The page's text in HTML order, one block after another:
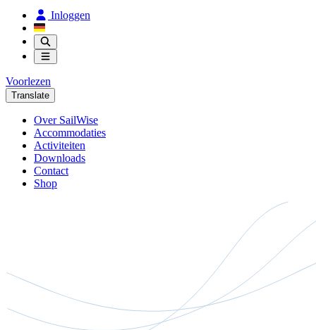
Inloggen
Voorlezen
Translate
Over SailWise
Accommodaties
Activiteiten
Downloads
Contact
Shop